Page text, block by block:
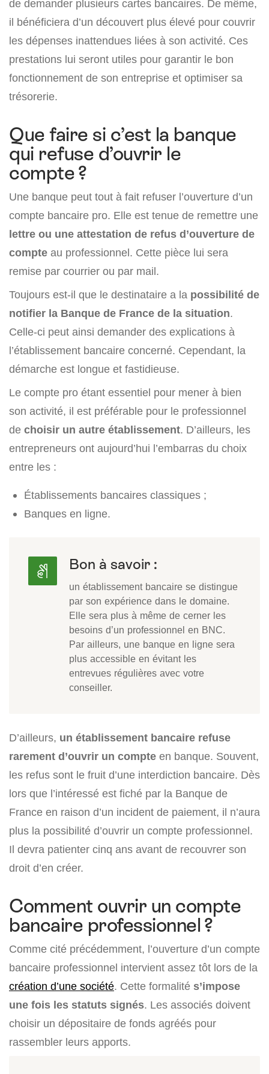
de demander plusieurs cartes bancaires. De même,
il bénéficiera d’un découvert plus élevé pour couvrir
les dépenses inattendues liées à son activité. Ces
prestations lui seront utiles pour garantir le bon
fonctionnement de son entreprise et optimiser sa
trésorerie.
Que faire si c’est la banque
qui refuse d’ouvrir le
compte ?
Une banque peut tout à fait refuser l’ouverture d’un
compte bancaire pro. Elle est tenue de remettre une
lettre ou une attestation de refus d’ouverture de
compte au professionnel. Cette pièce lui sera
remise par courrier ou par mail.
Toujours est-il que le destinataire a la possibilité de
notifier la Banque de France de la situation.
Celle-ci peut ainsi demander des explications à
l’établissement bancaire concerné. Cependant, la
démarche est longue et fastidieuse.
Le compte pro étant essentiel pour mener à bien
son activité, il est préférable pour le professionnel
de choisir un autre établissement. D’ailleurs, les
entrepreneurs ont aujourd’hui l’embarras du choix
entre les :
Établissements bancaires classiques ;
Banques en ligne.
Bon à savoir :
un établissement bancaire se distingue
par son expérience dans le domaine.
Elle sera plus à même de cerner les
besoins d’un professionnel en BNC.
Par ailleurs, une banque en ligne sera
plus accessible en évitant les
entrevues régulières avec votre
conseiller.
D’ailleurs, un établissement bancaire refuse
rarement d’ouvrir un compte en banque. Souvent,
les refus sont le fruit d’une interdiction bancaire. Dès
lors que l’intéressé est fiché par la Banque de
France en raison d’un incident de paiement, il n’aura
plus la possibilité d’ouvrir un compte professionnel.
Il devra patienter cinq ans avant de recouvrer son
droit d’en créer.
Comment ouvrir un compte
bancaire professionnel ?
Comme cité précédemment, l’ouverture d’un compte
bancaire professionnel intervient assez tôt lors de la
création d’une société. Cette formalité s’impose
une fois les statuts signés. Les associés doivent
choisir un dépositaire de fonds agréés pour
rassembler leurs apports.